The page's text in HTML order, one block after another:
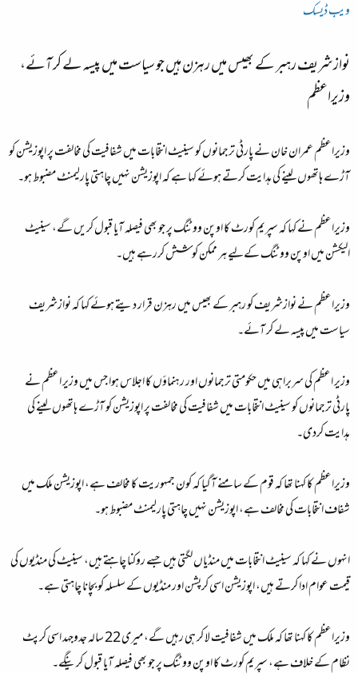
ویب ڈیسک
نوازشریف رہبر کے بھیس میں رہزن ہیں جو سیاست میں پیسہ لے کر آئے،
وزیراعظم
وزیراعظم عمران خان نے پارٹی ترجمانوں کو سینیٹ انتخابات میں شفافیت کی مخالفت پر اپوزیشن کو
آڑے ہاتھوں لینے کی ہدایت کرتے ہوئے کہا ہے کہ اپوزیشن نہیں چاہتی پارلیمنٹ مضبوط ہو۔
وزیراعظم نے کہا کہ سپریم کورٹ کا اوپن ووٹنگ پر جو بھی فیصلہ آیا قبول کریں گے، سینیٹ
الیکشن میں اوپن ووٹنگ کےلیے ہر ممکن کوشش کررہے ہیں۔
وزیراعظم نے نوازشریف کو رہبر کے بھیس میں رہزن قرار دیتے ہوئے کہا کہ نوازشریف
سیاست میں پیسہ لے کر آئے۔
وزیر اعظم کی سربراہی میں حکومتی ترجمانوں اور رہنماؤں کا اجلاس ہوا جس میں وزیر اعظم نے
پارٹی ترجمانوں کو سینیٹ انتخابات میں شفافیت کی مخالفت پر اپوزیشن کو آڑے ہاتھوں لینے کی
ہدایت کردی۔
وزیراعظم کا کہنا تھا کہ قوم کے سامنے آگیا کہ کون جمہوریت کا مخالف ہے، اپوزیشن ملک میں
شفاف انتخابات کی مخالف ہے، اپوزیشن نہیں چاہتی پارلیمنٹ مضبوط ہو۔
انہوں نے کہا کہ سینیٹ انتخابات میں منڈیاں لگتی ہیں جسے روکنا چاہتے ہیں، سینیٹ کی منڈیوں کی
قیمت عوام ادا کرتے ہیں، اپوزیشن اسی کرپشن اور منڈیوں کے سلسلہ کو بچانا چاہتی ہے۔
وزیراعظم کا کہنا تھا کہ ملک میں شفافیت لا کر ہی رہیں گے، میری 22 سالہ جدوجہد اسی کرپٹ
نظام کے خلاف ہے، سپریم کورٹ کا اوپن ووٹنگ پر جو بھی فیصلہ آیا قبول کرینگے۔